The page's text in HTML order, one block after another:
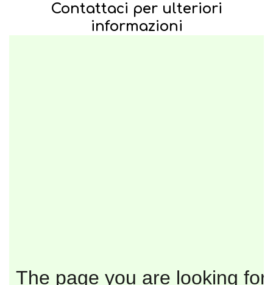
Contattaci per ulteriori
informazioni